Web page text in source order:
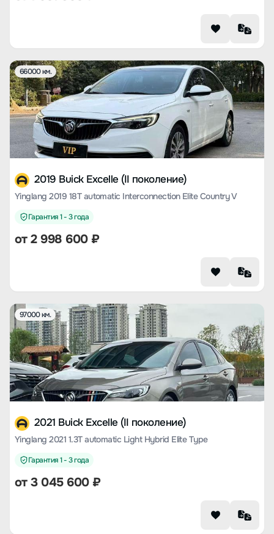
66000 км.
2019 Buick Excelle (II поколение)
Yinglang 2019 18T automatic Interconnection Elite Country V
Гарантия 1 - 3 года
от2 998 600₽
97000 км.
2021 Buick Excelle (II поколение)
Yinglang 2021 1.3T automatic Light Hybrid Elite Type
Гарантия 1 - 3 года
от3 045 600₽